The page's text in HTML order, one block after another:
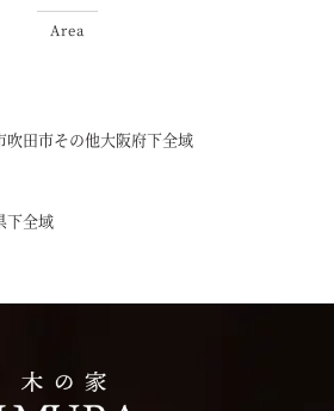
Area
吹田市その他大阪府下全域
下全域